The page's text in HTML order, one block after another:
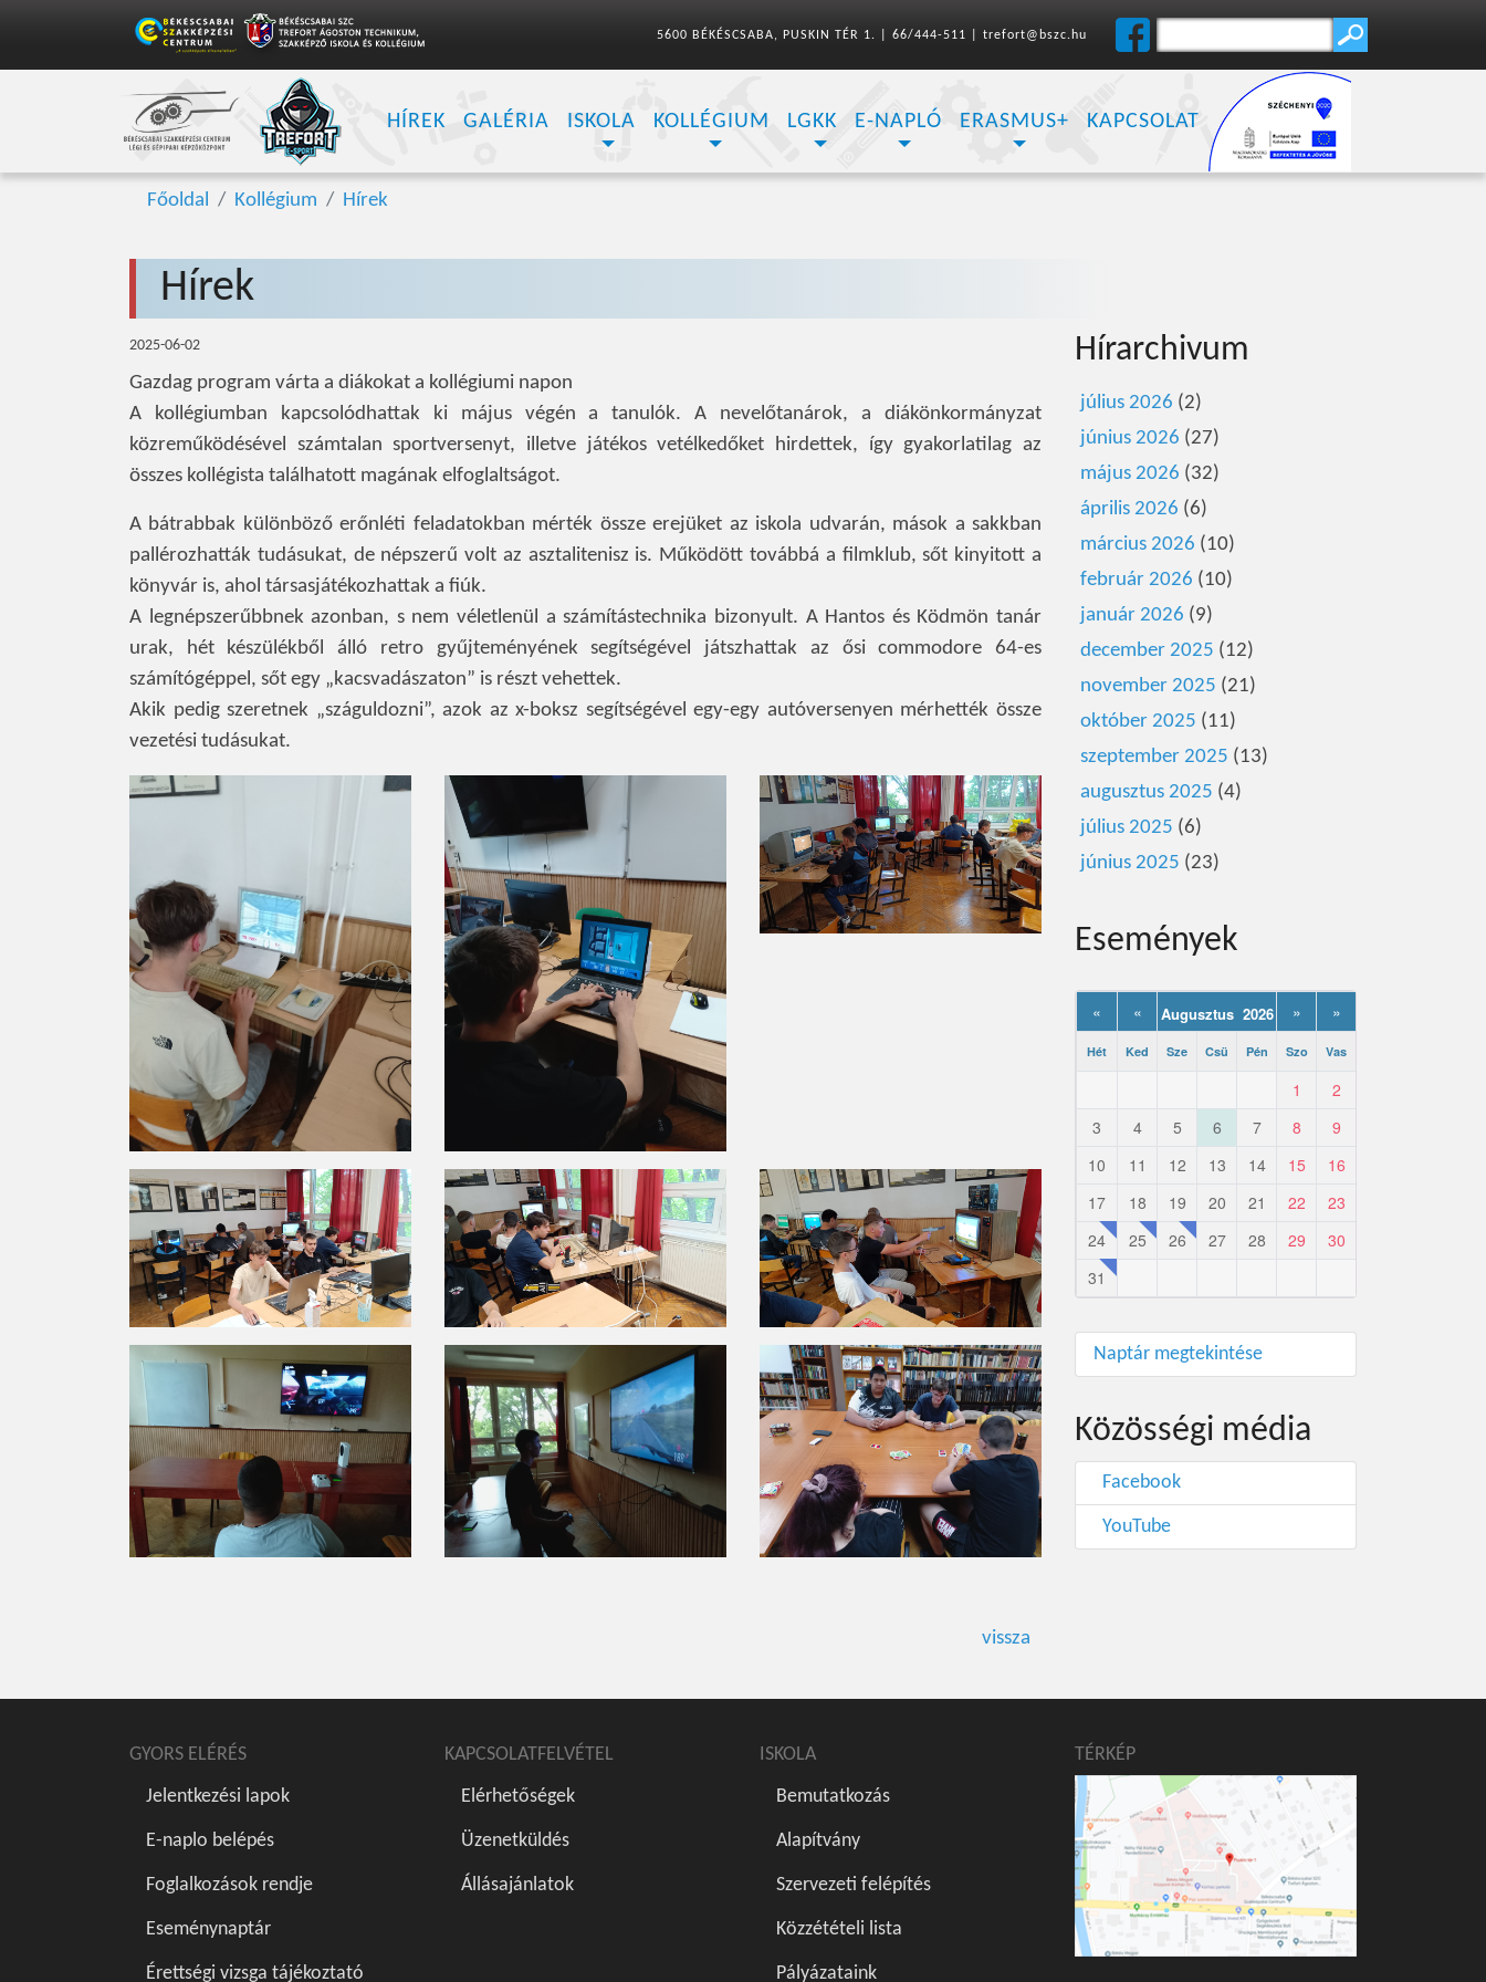
5600 BÉKÉSCSABA, PUSKIN TÉR 1. 66/444-511 trefort@bszc.hu
HÍREK GALÉRIA ISKOLA KOLLÉGIUM LGKK E-NAPLÓ ERASMUS+ KAPCSOLAT
Főoldal Kollégium Hírek
Hírek
2025-06-02
Gazdag program várta a diákokat a kollégiumi napon
A kollégiumban kapcsolódhattak ki május végén a tanulók. A nevelőtanárok, a diákönkormányzat
közreműködésével számtalan sportversenyt, illetve játékos vetélkedőket hirdettek, így gyakorlatilag az
összes kollégista találhatott magának elfoglaltságot.
A bátrabbak különböző erőnléti feladatokban mérték össze erejüket az iskola udvarán, mások a sakkban
pallérozhatták tudásukat, de népszerű volt az asztalitenisz is. Működött továbbá a filmklub, sőt kinyitott a
könyvár is, ahol társasjátékozhattak a fiúk.
A legnépszerűbbnek azonban, s nem véletlenül a számítástechnika bizonyult. A Hantos és Ködmön tanár
urak, hét készülékből álló retro gyűjteményének segítségével játszhattak az ősi commodore 64-es
számítógéppel, sőt egy „kacsvadászaton” is részt vehettek.
Akik pedig szeretnek „száguldozni”, azok az x-boksz segítségével egy-egy autóversenyen mérhették össze
vezetési tudásukat.
vissza
Hírarchivum
július 2026 (2)
június 2026 (27)
május 2026 (32)
április 2026 (6)
március 2026 (10)
február 2026 (10)
január 2026 (9)
december 2025 (12)
november 2025 (21)
október 2025 (11)
szeptember 2025 (13)
augusztus 2025 (4)
július 2025 (6)
június 2025 (23)
Események
« « Augusztus 2026 » »
Hét Ked Sze Csü Pén Szo Vas
1
2
3
4 5 6 7 8
9
10
11 12 13 14 15
16
17
18 19 20 21 22
23
24
25 26 27 28 29
30
31
Naptár megtekintése
Közösségi média
Facebook
YouTube
GYORS ELÉRÉS
Jelentkezési lapok
E-naplo belépés
Foglalkozások rendje
Eseménynaptár
Érettségi vizsga tájékoztató
KAPCSOLATFELVÉTEL
Elérhetőségek
Üzenetküldés
Állásajánlatok
ISKOLA
Bemutatkozás
Alapítvány
Szervezeti felépítés
Közzétételi lista
Pályázataink
TÉRKÉP